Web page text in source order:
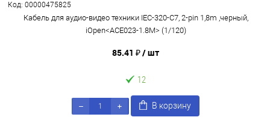
Код: 00000475825
Кабель для аудио-видео техники IEC-320-C7, 2-pin 1,8m ,черный,
iOpen<ACE023-1.8M> (1/120)
85.41 ₽/ шт
12
В корзину